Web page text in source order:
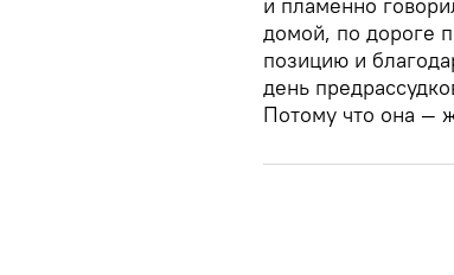
домой, по дороге
позицию и
день
Потому что она —